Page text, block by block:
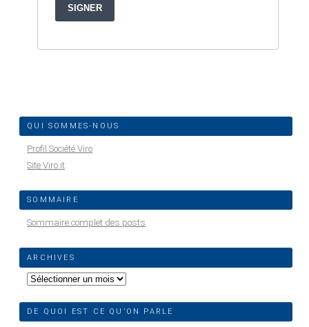
QUI SOMMES-NOUS
Profil Société Viro
Site Viro.it
SOMMAIRE
Sommaire complet des posts
ARCHIVES
Archives
DE QUOI EST CE QU’ON PARLE